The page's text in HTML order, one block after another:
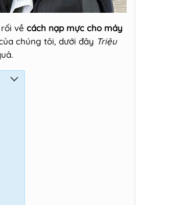
về cách nạp mực cho máy
chúng tôi, dưới đây Triệu